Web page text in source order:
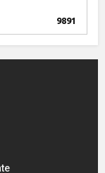
9891